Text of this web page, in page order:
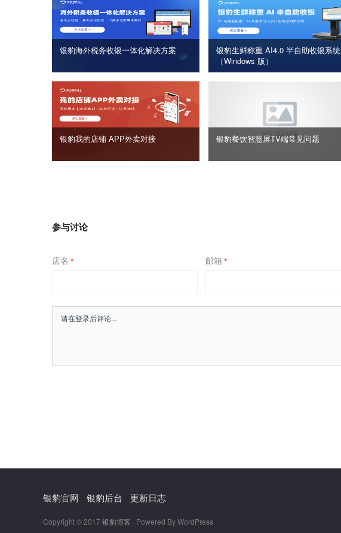
银豹海外税务收银一体化解决方案
银豹生鲜称重 AI4.0 半自助收银系统
（Windows 版）
银豹我的店铺 APP外卖对接 银豹餐饮智慧屏TV端常见问题
参与讨论
店名 * 邮箱 *
银豹官网 银豹后台 更新日志
Copyright © 2017 银豹博客 · Powered By WordPress